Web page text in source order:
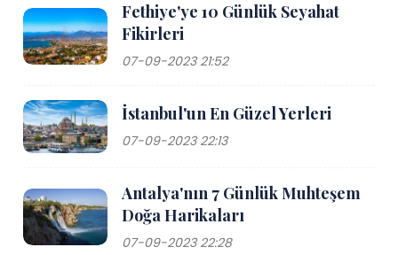
Fethiye'ye 10 Günlük Seyahat
Fikirleri
07-09-2023 21:52
İstanbul'un En Güzel Yerleri
07-09-2023 22:13
Antalya'nın 7 Günlük Muhteşem
Doğa Harikaları
07-09-2023 22:28